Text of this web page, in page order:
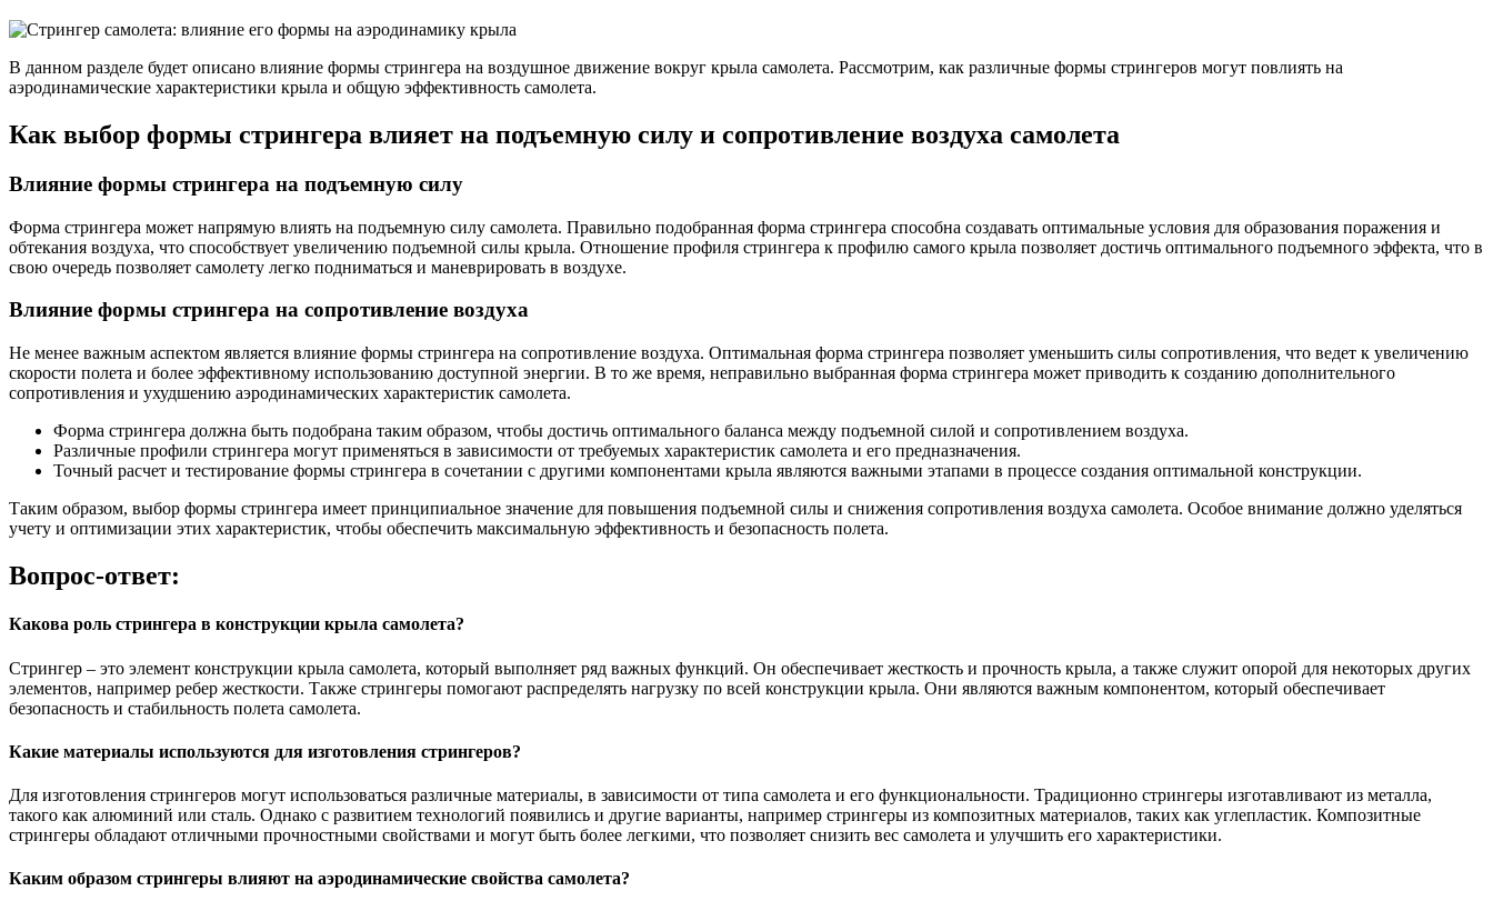
В данном разделе будет описано влияние формы стрингера на воздушное движение вокруг крыла самолета. Рассмотрим, как различные формы стрингеров могут повлиять на
аэродинамические характеристики крыла и общую эффективность самолета.
Как выбор формы стрингера влияет на подъемную силу и сопротивление воздуха самолета
Влияние формы стрингера на подъемную силу
Форма стрингера может напрямую влиять на подъемную силу самолета. Правильно подобранная форма стрингера способна создавать оптимальные условия для образования поражения и
обтекания воздуха, что способствует увеличению подъемной силы крыла. Отношение профиля стрингера к профилю самого крыла позволяет достичь оптимального подъемного эффекта, что в
свою очередь позволяет самолету легко подниматься и маневрировать в воздухе.
Влияние формы стрингера на сопротивление воздуха
Не менее важным аспектом является влияние формы стрингера на сопротивление воздуха. Оптимальная форма стрингера позволяет уменьшить силы сопротивления, что ведет к увеличению
скорости полета и более эффективному использованию доступной энергии. В то же время, неправильно выбранная форма стрингера может приводить к созданию дополнительного
сопротивления и ухудшению аэродинамических характеристик самолета.
Форма стрингера должна быть подобрана таким образом, чтобы достичь оптимального баланса между подъемной силой и сопротивлением воздуха.
Различные профили стрингера могут применяться в зависимости от требуемых характеристик самолета и его предназначения.
Точный расчет и тестирование формы стрингера в сочетании с другими компонентами крыла являются важными этапами в процессе создания оптимальной конструкции.
Таким образом, выбор формы стрингера имеет принципиальное значение для повышения подъемной силы и снижения сопротивления воздуха самолета. Особое внимание должно уделяться
учету и оптимизации этих характеристик, чтобы обеспечить максимальную эффективность и безопасность полета.
Вопрос-ответ:
Какова роль стрингера в конструкции крыла самолета?
Стрингер – это элемент конструкции крыла самолета, который выполняет ряд важных функций. Он обеспечивает жесткость и прочность крыла, а также служит опорой для некоторых других
элементов, например ребер жесткости. Также стрингеры помогают распределять нагрузку по всей конструкции крыла. Они являются важным компонентом, который обеспечивает
безопасность и стабильность полета самолета.
Какие материалы используются для изготовления стрингеров?
Для изготовления стрингеров могут использоваться различные материалы, в зависимости от типа самолета и его функциональности. Традиционно стрингеры изготавливают из металла,
такого как алюминий или сталь. Однако с развитием технологий появились и другие варианты, например стрингеры из композитных материалов, таких как углепластик. Композитные
стрингеры обладают отличными прочностными свойствами и могут быть более легкими, что позволяет снизить вес самолета и улучшить его характеристики.
Каким образом стрингеры влияют на аэродинамические свойства самолета?